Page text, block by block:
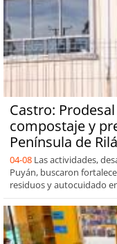
Castro:
compostaje y
Península de
04-08 Las actividades,
Puyán, buscaron
residuos y autocuidado